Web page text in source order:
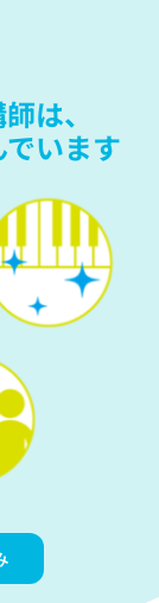
は、
います